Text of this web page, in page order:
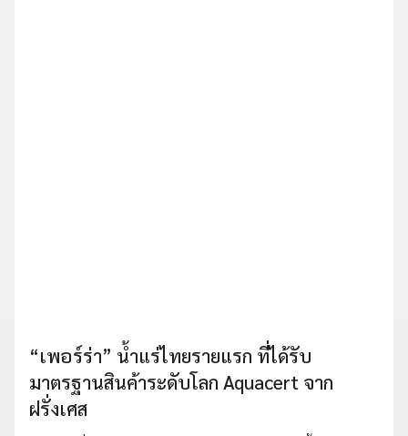
“เพอร์ร่า” น้ำแร่ไทยรายแรก ที่ได้รับ
มาตรฐานสินค้าระดับโลก Aquacert จาก
ฝรั่งเศส